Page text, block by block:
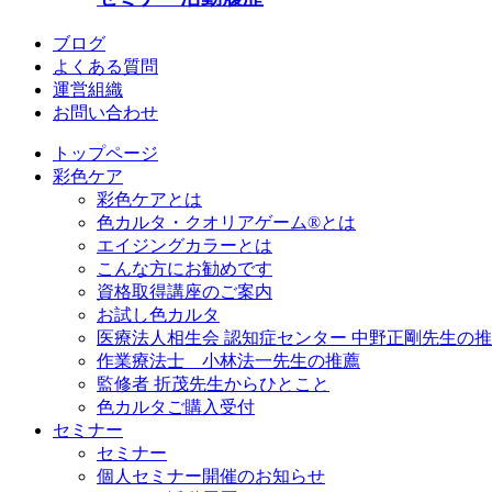
ブログ
よくある質問
運営組織
お問い合わせ
トップページ
彩色ケア
彩色ケアとは
色カルタ・クオリアゲーム®とは
エイジングカラーとは
こんな方にお勧めです
資格取得講座のご案内
お試し色カルタ
医療法人相生会 認知症センター 中野正剛先生の
作業療法士 小林法一先生の推薦
監修者 折茂先生からひとこと
色カルタご購入受付
セミナー
セミナー
個人セミナー開催のお知らせ